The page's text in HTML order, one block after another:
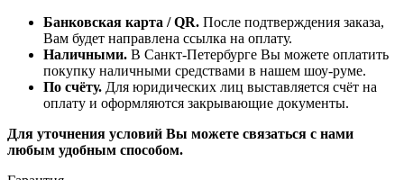
Банковская карта / QR. После подтверждения заказа,
Вам будет направлена ссылка на оплату.
Наличными. В Санкт-Петербурге Вы можете оплатить
покупку наличными средствами в нашем шоу-руме.
По счёту. Для юридических лиц выставляется счёт на
оплату и оформляются закрывающие документы.
Для уточнения условий Вы можете связаться с нами
любым удобным способом.